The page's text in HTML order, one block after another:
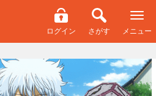
ログイン さがす メニュー